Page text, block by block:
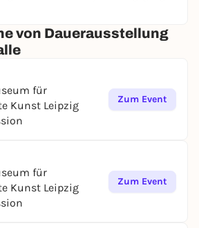
von Dauerausstellung
für
Kunst Leipzig
Zum Event
für
Kunst Leipzig
Zum Event